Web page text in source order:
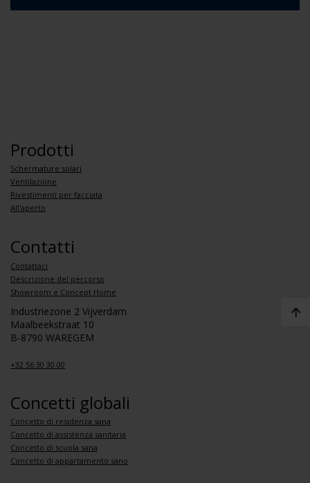
Prodotti
Schermature solari
Ventilazione
Rivestimenti per facciata
All'aperto
Contatti
Contattaci
Descrizione del percorso
Showroom e Concept Home
Industriezone 2 Vijverdam
Maalbeekstraat 10
B-8790 WAREGEM
+32 56 30 30 00
Concetti globali
Concetto di residenza sana
Concetto di assistenza sanitaria
Concetto di scuola sana
Concetto di appartamento sano